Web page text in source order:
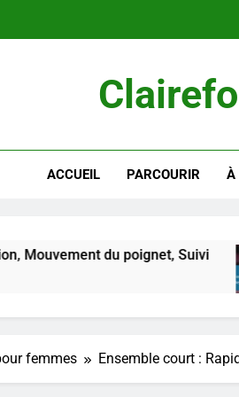
ACCUEIL PARCOURIR À
du poignet, Suivi
femmes Ensemble court :